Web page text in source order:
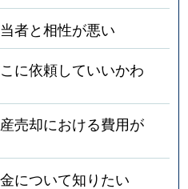
者と相性が悪い
に依頼していいかわ
売却における費用が
について知りたい